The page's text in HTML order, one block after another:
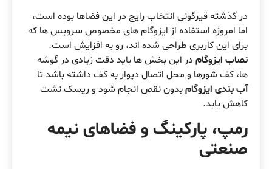
در گذشته قیرگونی انتخاب رایج در این فضاها بوده است،
اما امروزه استفاده از ایزوگام های مخصوص سرویس ها که
برای این کاربری طراحی شده اند، رو به افزایش است.
نصاب ایزوگام در این بخش ها باید دقت زیادی در گوشه
ها، کف شورها و محل اتصال دیوار به کف داشته باشد تا
آب بندی ایزوگامبدون نقص انجام شود و ریسک نشت
کاهش یابد.
رمپ، پارکینگ و فضاهای نیمه
صنعتی